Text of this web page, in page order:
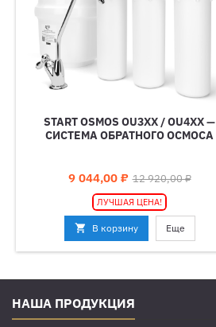
START OSMOS OU3XX / OU4XX —
СИСТЕМА ОБРАТНОГО ОСМОСА
Цена
9 044,00 ₽ Базовая
цена
12 920,00 ₽
ЛУЧШАЯ ЦЕНА!
 В корзину Еще
НАША ПРОДУКЦИЯ